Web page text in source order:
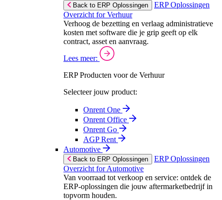
Back to ERP Oplossingen
ERP Oplossingen
Overzicht for Verhuur
Verhoog de bezetting en verlaag administratieve
kosten met software die je grip geeft op elk
contract, asset en aanvraag.
Lees meer:
ERP Producten voor de Verhuur
Selecteer jouw product:
Onrent One
Onrent Office
Onrent Go
AGP Rent
Automotive
Back to ERP Oplossingen
ERP Oplossingen
Overzicht for Automotive
Van voorraad tot verkoop en service: ontdek de
ERP-oplossingen die jouw aftermarketbedrijf in
topvorm houden.